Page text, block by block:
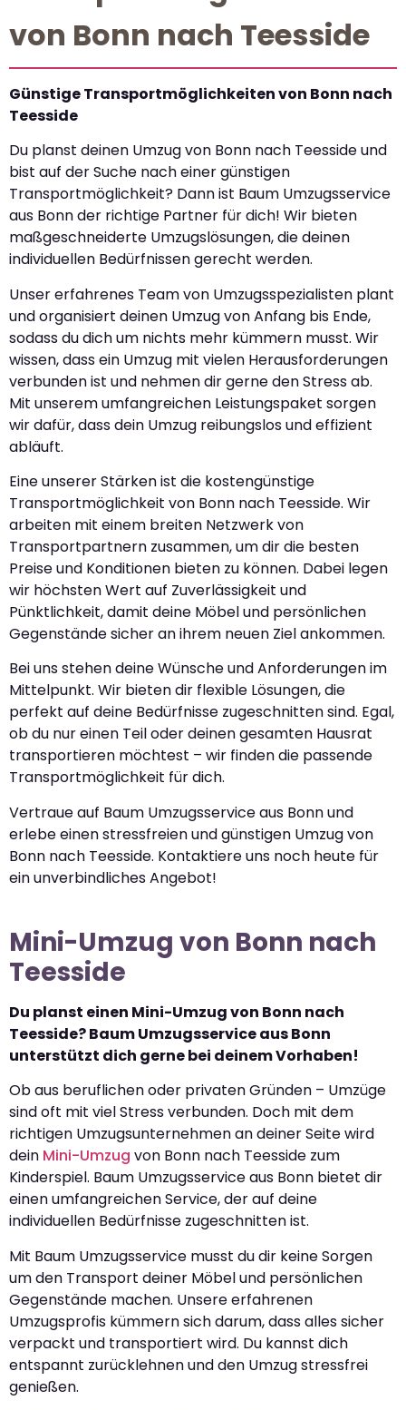
von Bonn nach Teesside
Günstige Transportmöglichkeiten von Bonn nach
Teesside
Du planst deinen Umzug von Bonn nach Teesside und
bist auf der Suche nach einer günstigen
Transportmöglichkeit? Dann ist Baum Umzugsservice
aus Bonn der richtige Partner für dich! Wir bieten
maßgeschneiderte Umzugslösungen, die deinen
individuellen Bedürfnissen gerecht werden.
Unser erfahrenes Team von Umzugsspezialisten plant
und organisiert deinen Umzug von Anfang bis Ende,
sodass du dich um nichts mehr kümmern musst. Wir
wissen, dass ein Umzug mit vielen Herausforderungen
verbunden ist und nehmen dir gerne den Stress ab.
Mit unserem umfangreichen Leistungspaket sorgen
wir dafür, dass dein Umzug reibungslos und effizient
abläuft.
Eine unserer Stärken ist die kostengünstige
Transportmöglichkeit von Bonn nach Teesside. Wir
arbeiten mit einem breiten Netzwerk von
Transportpartnern zusammen, um dir die besten
Preise und Konditionen bieten zu können. Dabei legen
wir höchsten Wert auf Zuverlässigkeit und
Pünktlichkeit, damit deine Möbel und persönlichen
Gegenstände sicher an ihrem neuen Ziel ankommen.
Bei uns stehen deine Wünsche und Anforderungen im
Mittelpunkt. Wir bieten dir flexible Lösungen, die
perfekt auf deine Bedürfnisse zugeschnitten sind. Egal,
ob du nur einen Teil oder deinen gesamten Hausrat
transportieren möchtest – wir finden die passende
Transportmöglichkeit für dich.
Vertraue auf Baum Umzugsservice aus Bonn und
erlebe einen stressfreien und günstigen Umzug von
Bonn nach Teesside. Kontaktiere uns noch heute für
ein unverbindliches Angebot!
Mini-Umzug von Bonn nach
Teesside
Du planst einen Mini-Umzug von Bonn nach
Teesside? Baum Umzugsservice aus Bonn
unterstützt dich gerne bei deinem Vorhaben!
Ob aus beruflichen oder privaten Gründen – Umzüge
sind oft mit viel Stress verbunden. Doch mit dem
richtigen Umzugsunternehmen an deiner Seite wird
dein Mini-Umzug von Bonn nach Teesside zum
Kinderspiel. Baum Umzugsservice aus Bonn bietet dir
einen umfangreichen Service, der auf deine
individuellen Bedürfnisse zugeschnitten ist.
Mit Baum Umzugsservice musst du dir keine Sorgen
um den Transport deiner Möbel und persönlichen
Gegenstände machen. Unsere erfahrenen
Umzugsprofis kümmern sich darum, dass alles sicher
verpackt und transportiert wird. Du kannst dich
entspannt zurücklehnen und den Umzug stressfrei
genießen.